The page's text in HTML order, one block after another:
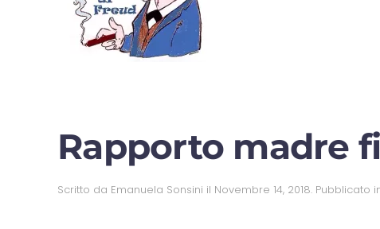
Rapporto madre
Scritto da Emanuela Sonsini il Novembre 14, 2018. Pubblicato